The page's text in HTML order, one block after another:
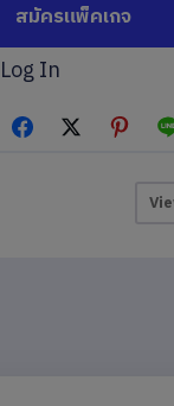
สมัครแพ็คเกจ
Log In